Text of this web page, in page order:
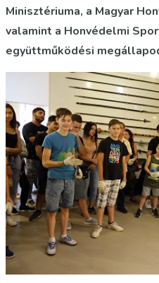
Minisztériuma, a Magyar
valamint a Honvédelmi
együttműködési